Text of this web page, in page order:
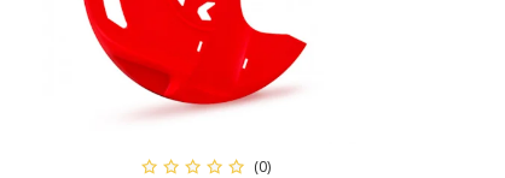
(0)